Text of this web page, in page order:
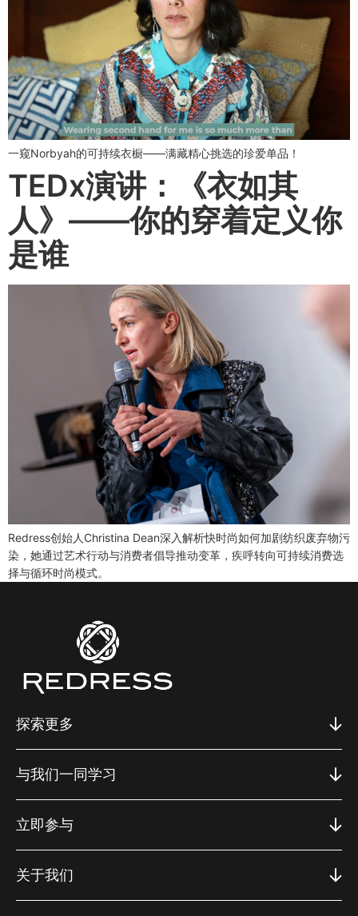
一窥Norbyah的可持续衣橱——满藏精心挑选的珍爱单品！
TEDx演讲：《衣如其
人》——你的穿着定义你
是谁
Redress创始人Christina Dean深入解析快时尚如何加剧纺织废弃物污
染，她通过艺术行动与消费者倡导推动变革，疾呼转向可持续消费选
择与循环时尚模式。
探索更多
与我们一同学习
立即参与
关于我们